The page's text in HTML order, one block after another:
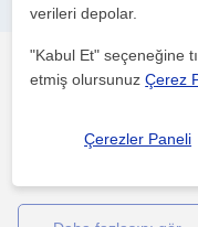
Lise düzeyinde
Biyoloji
verileri depolar.
"Kabul Et" seçeneğine
etmiş olursunuzÇerez
Çerezler Paneli